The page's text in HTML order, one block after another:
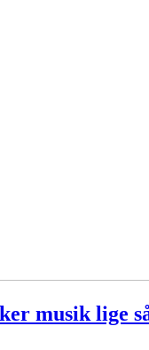
musik lige